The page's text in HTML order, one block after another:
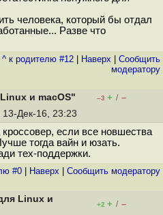
человека, который бы отдал
Разве что
^ к родителю #12 Наверх
Cообщить
модератору
и macOS" –3 + / –
13-Дек-16, 23:23
если все новшества
тогда вайн и юзать.
тех-поддержки.
#0 Наверх Cообщить модератору
Linux и
+2 + / –